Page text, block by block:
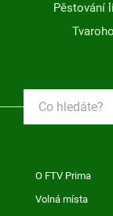
Pěstování
O FTV Prima
Volná místa